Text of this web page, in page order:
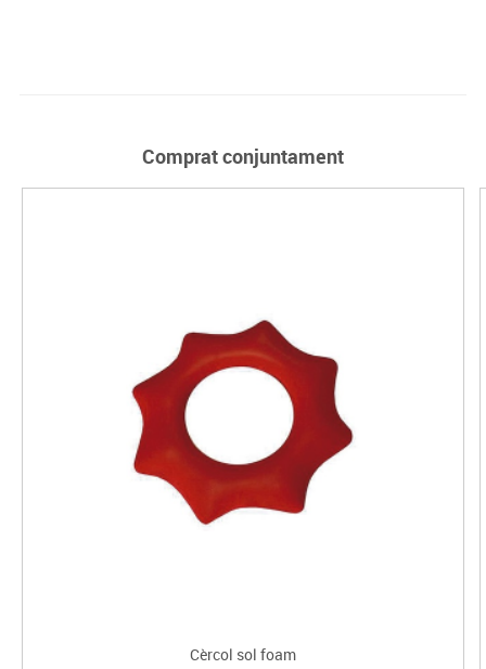
Comprat conjuntament
Cèrcol sol foam